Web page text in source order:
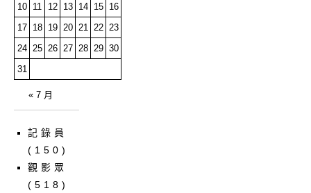
10
11 12 13 14 15
16
17
18 19 20 21 22
23
24
25 26 27 28 29 30
31
« 7 月
記錄員
(150)
觀影眾
(518)